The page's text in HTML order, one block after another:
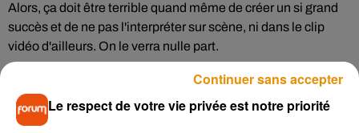
Alors, ça doit être terrible quand même de créer un si grand
succès et de ne pas l'interpréter sur scène, ni dans le clip
vidéo d'ailleurs. On le verra nulle part.
Le respect de votre vie privée est notre priorité
Continuer sans accepter